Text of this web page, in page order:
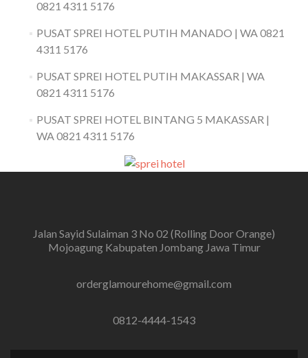
0821 4311 5176
PUSAT SPREI HOTEL PUTIH MANADO | WA 0821
4311 5176
PUSAT SPREI HOTEL PUTIH MAKASSAR | WA
0821 4311 5176
PUSAT SPREI HOTEL BINTANG 5 MAKASSAR |
WA 0821 4311 5176
Jalan Sayid Sulaiman 3 No 02 (Rolling Door Orange)
Mojoagung Kabupaten Jombang Jawa Timur
orderglamourehome@gmail.com
0812-4444-1543